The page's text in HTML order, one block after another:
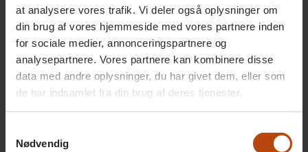
at analysere vores trafik. Vi deler også oplysninger om
din brug af vores hjemmeside med vores partnere inden
for sociale medier, annonceringspartnere og
analysepartnere. Vores partnere kan kombinere disse
data med andre oplysninger, du har givet dem, eller som
de har indsamlet fra din brug af deres tjenester.
Nødvendig